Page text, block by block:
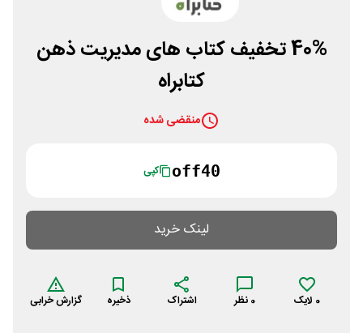
40% تخفیف کتاب های مدیریت ذهن
کتابراه
منقضی شده
off40 کپی
لینک خرید
0 لایک 0 نظر اشتراک ذخیره گزارش خرابی